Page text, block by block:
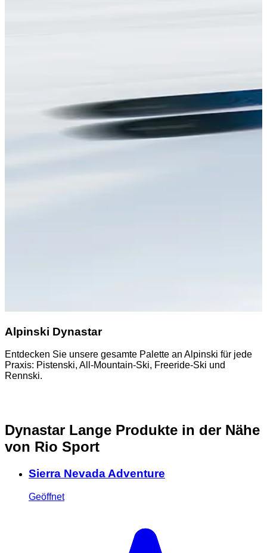
Alpinski Dynastar
Entdecken Sie unsere gesamte Palette an Alpinski für jede
Praxis: Pistenski, All-Mountain-Ski, Freeride-Ski und
Rennski.
Dynastar Lange Produkte in der Nähe
von Rio Sport
Sierra Nevada Adventure
Geöffnet